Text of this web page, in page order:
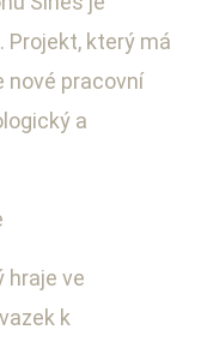
který má
nové pracovní
a
hraje ve
k